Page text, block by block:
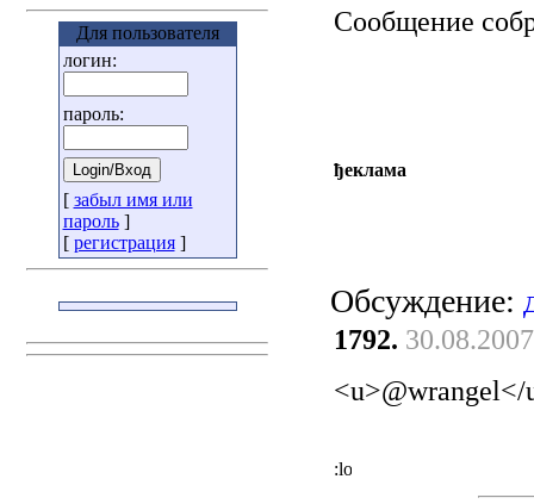
Для пользователя
логин:
пароль:
[ забыл имя или
пароль]
[ регистрация]
Сообщение
ђеклама
Обсуждение:
1792.
<u>@wrangel</